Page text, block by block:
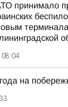
принимало
08:04
на